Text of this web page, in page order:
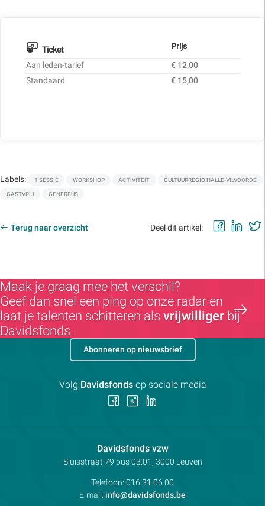
Ticket
Prijs
Aan leden-tarief
€ 12,00
Standaard
€ 15,00
Labels: 1 SESSIE WORKSHOP ACTIVITEIT CULTUURREGIO HALLE-VILVOORDE
GASTVRIJ GENEREUS
Terug naar overzicht Deel dit artikel:
Maak je graag mee het verschil?
Geef dan snel een ping op onze radar en
laat je talenten schitteren als vrijwilliger bij
Davidsfonds.
Davidsfonds vzwContactpersoon:
Adres:
Sluisstraat 79 bus 03.01, 3000 Leuven
Telefoon: 016 31 06 00
E-mail: info@davidsfonds.be
Abonneren op nieuwsbrief
Volg Davidsfondsop sociale media
Volg Volg